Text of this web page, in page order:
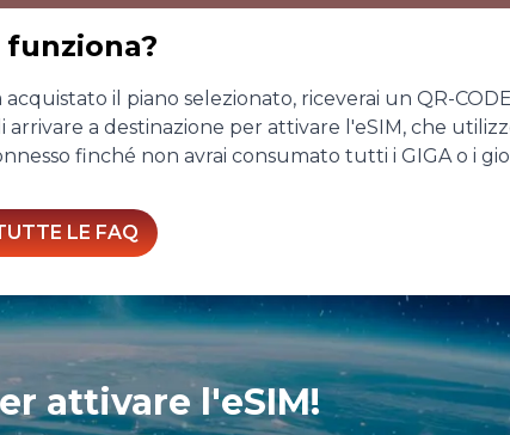
funziona?
acquistato il piano selezionato, riceverai un QR-
arrivare a destinazione per attivare l'eSIM, che
finché non avrai consumato tutti i GIGA o i
LE FAQ
attivare l'eSIM!